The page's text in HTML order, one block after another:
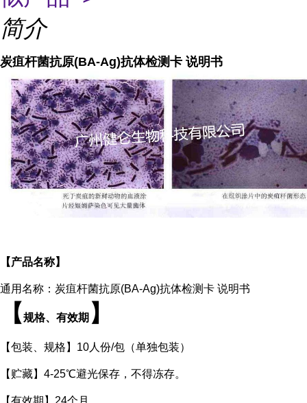
简介
炭疽杆菌抗原(BA-Ag)抗体检测卡 说明书
【产品名称】
通用名称：炭疽杆菌抗原(BA-Ag)抗体检测卡 说明书
【 规格、有效期 】
【包装、规格】10人份/包（单独包装）
【贮藏】4-25℃避光保存，不得冻存。